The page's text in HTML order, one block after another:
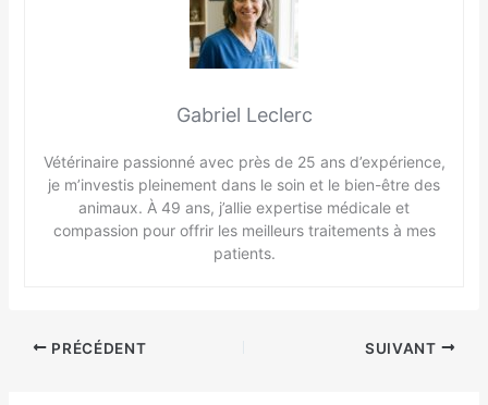
Gabriel Leclerc
Vétérinaire passionné avec près de 25 ans d’expérience,
je m’investis pleinement dans le soin et le bien-être des
animaux. À 49 ans, j’allie expertise médicale et
compassion pour offrir les meilleurs traitements à mes
patients.
PRÉCÉDENT SUIVANT